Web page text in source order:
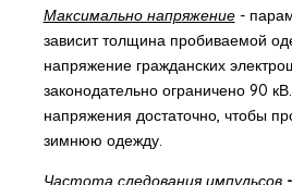
Максимально напряжение-
зависит толщина пробиваемой
напряжение гражданских
законодательно ограничено 90
напряжения достаточно, чтобы
зимнюю одежду.
Частота следования импульсов-